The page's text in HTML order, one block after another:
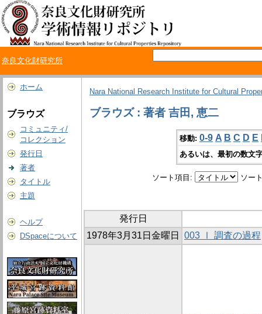
奈良文化財研究所
ホーム
ブラウズ
コミュニティ/
コレクション
発行日
著者
タイトル
主題
ヘルプ
DSpaceについて
Nara National Research Institute for Cultural
ブラウズ : 著者 吉田, 恵二
移動: 0-9 A B C D E
あるいは、最初の数文
ソート項目: ソー
発行日
1978年3月31日金曜日
003 Ⅰ 調査の過程